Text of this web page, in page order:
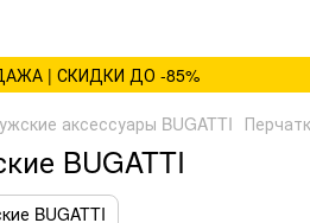
| СКИДКИ ДО -85%
аксессуары BUGATTI
BUGATTI
BUGATTI